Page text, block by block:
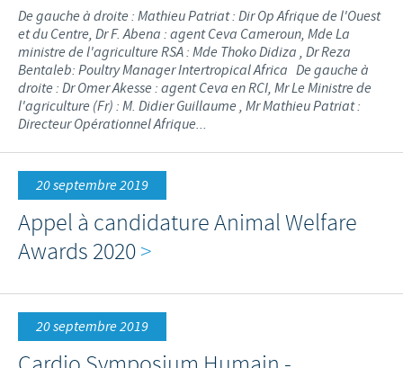
De gauche à droite : Mathieu Patriat : Dir Op Afrique de l'Ouest
et du Centre, Dr F. Abena : agent Ceva Cameroun, Mde La
ministre de l'agriculture RSA : Mde Thoko Didiza , Dr Reza
Bentaleb: Poultry Manager Intertropical Africa De gauche à
droite : Dr Omer Akesse : agent Ceva en RCI, Mr Le Ministre de
l'agriculture (Fr) : M. Didier Guillaume , Mr Mathieu Patriat :
Directeur Opérationnel Afrique...
20 septembre 2019
Appel à candidature Animal Welfare
Awards 2020>
20 septembre 2019